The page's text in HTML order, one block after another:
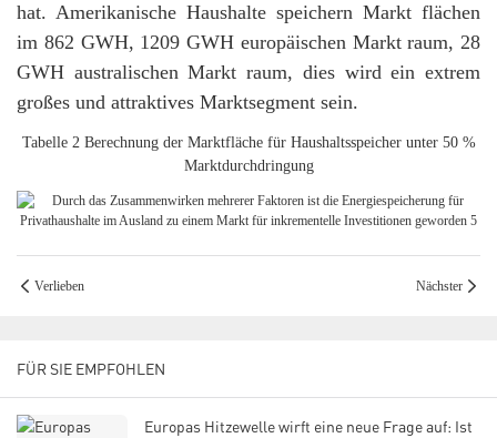
hat. Amerikanische Haushalte speichern Markt flächen
im 862 GWH, 1209 GWH europäischen Markt raum, 28
GWH australischen Markt raum, dies wird ein extrem
großes und attraktives Marktsegment sein.
Tabelle 2 Berechnung der Marktfläche für Haushaltsspeicher unter 50 %
Marktdurchdringung
Verlieben Nächster
FÜR SIE EMPFOHLEN
Europas Hitzewelle wirft eine neue Frage auf: Ist